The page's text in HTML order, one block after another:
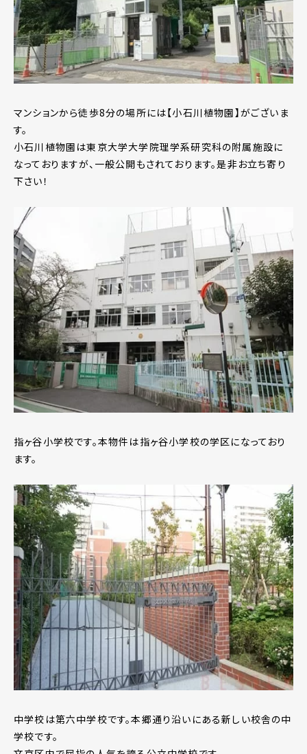
マンションから徒歩8分の場所には【小石川植物園】がございま
す。
小石川植物園は東京大学大学院理学系研究科の附属施設に
なっておりますが、一般公開もされております。是非お立ち寄り
下さい！
指ヶ谷小学校です。本物件は指ヶ谷小学校の学区になっており
ます。
中学校は第六中学校です。本郷通り沿いにある新しい校舎の中
学校です。